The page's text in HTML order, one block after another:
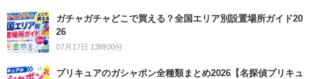
ガチャガチャどこで買える？全国エリア別設置場所ガイド20
26
07月17日 13時00分
プリキュアのガシャポン全種類まとめ2026【名探偵プリキュ